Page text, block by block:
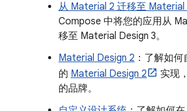
从 Material 2 迁移至 Material
Compose 中将您的应用从
移至 Material Design 3。
Material Design 2 ：了解如
的 Material Design 2
实现
的品牌。